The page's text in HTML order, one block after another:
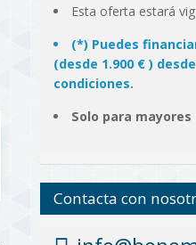
Esta oferta estará
(*) Puedes
(desde 1.900 € )
condiciones.
Solo para mayores
Contacta con